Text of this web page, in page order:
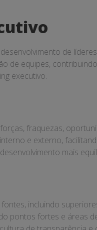
de
de equipes,
executivo.
fraquezas,
e externo,
mais
incluindo
pontos fortes e áreas